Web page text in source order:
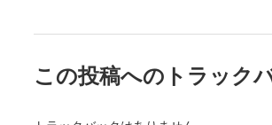
この投稿へのトラック